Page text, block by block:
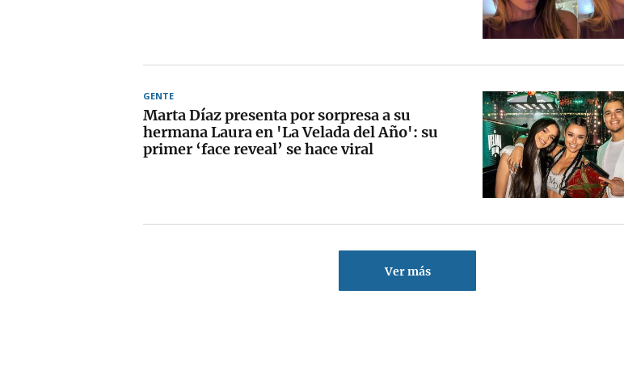
GENTE
Marta Díaz presenta por sorpresa a su
hermana Laura en 'La Velada del Año': su
primer ‘face reveal’ se hace viral
Ver más